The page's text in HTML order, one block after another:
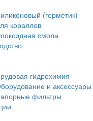
(герметик)
кораллов
смола
гидрохимия
и аксессуары
фильтры